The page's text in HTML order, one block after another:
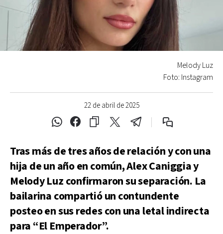
22 de abril de 2025
Melody Luz
Foto: Instagram
Tras más de tres años de relación y con una
hija de un año en común, Alex Caniggia y
Melody Luz confirmaron su separación. La
bailarina compartió un contundente
posteo en sus redes con una letal indirecta
para “El Emperador”.